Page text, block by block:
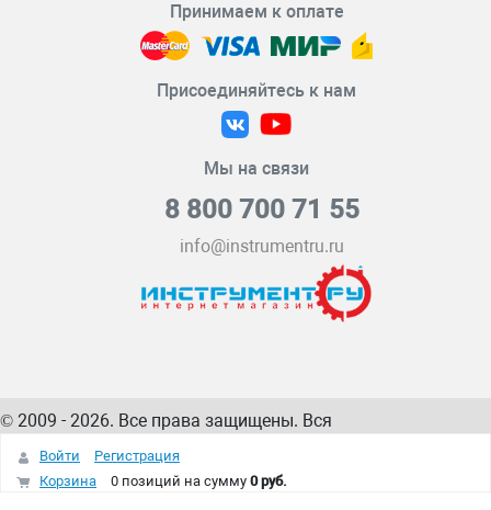
Принимаем к оплате
Присоединяйтесь к нам
Мы на связи
8 800 700 71 55
info@instrumentru.ru
© 2009 - 2026. Все права защищены. Вся
информация на сайте – собственность
интернет-магазина
Войти
Регистрация
Корзина
0 позиций на сумму 0 руб.